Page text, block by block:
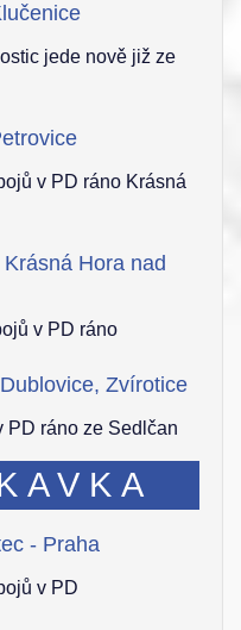
jede nově již ze
v PD ráno Krásná
Hora nad
v PD ráno
Zvírotice
PD ráno ze Sedlčan
- Praha
v PD